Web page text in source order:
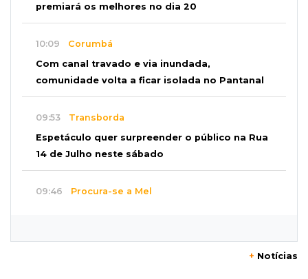
premiará os melhores no dia 20
10:09 Corumbá
Com canal travado e via inundada,
comunidade volta a ficar isolada no Pantanal
09:53 Transborda
Espetáculo quer surpreender o público na Rua
14 de Julho neste sábado
09:46 Procura-se a Mel
+ Notícias